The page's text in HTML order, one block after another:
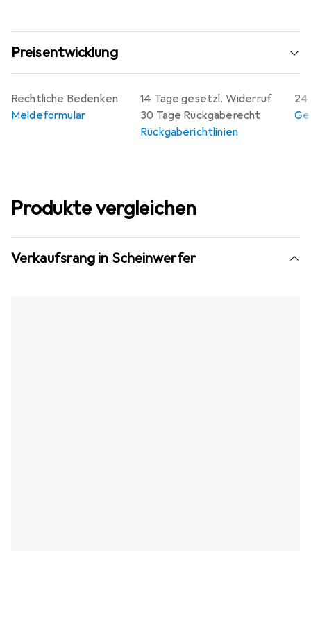
Preisentwicklung
14 Tage gesetzl. Widerruf
30 Tage Rückgaberecht
Rückgaberichtlinien
24
Rechtliche Bedenken
Meldeformular
Produkte vergleichen
Verkaufsrang in Scheinwerfer